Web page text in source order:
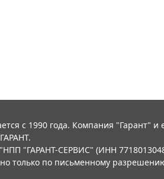
с 1990 года. Компания "Гарант" и
"ГАРАНТ-СЕРВИС" (ИНН
только по письменному